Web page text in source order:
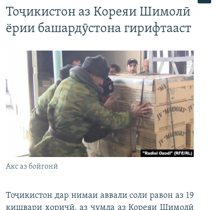
Тоҷикистон аз Кореяи Шимолӣ
ёрии башардӯстона гирифтааст
Акс аз бойгонӣ
Тоҷикистон дар нимаи аввали соли равон аз 19
кишвари хориҷӣ, аз ҷумла аз Кореяи Шимолӣ